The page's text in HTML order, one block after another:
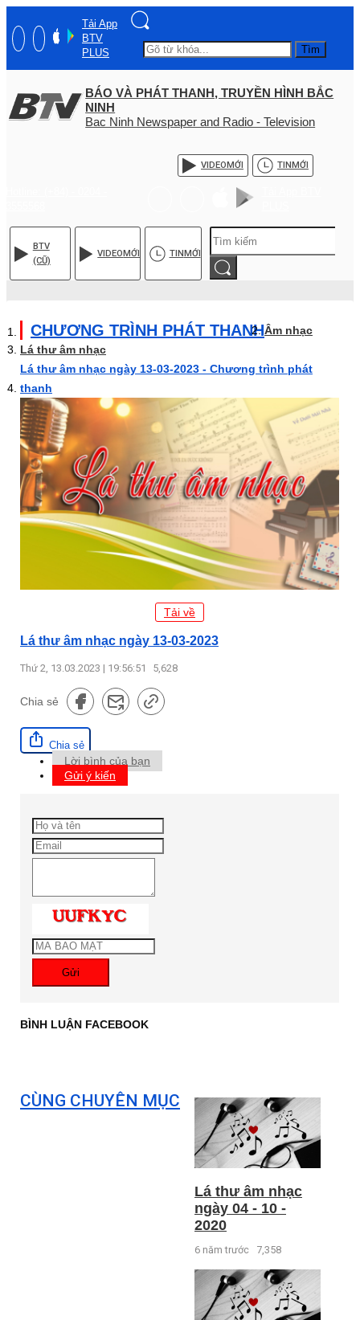
Tải App
BTV
PLUS
Tìm
BÁO VÀ PHÁT THANH, TRUYỀN HÌNH BẮC
NINH
Bac Ninh Newspaper and Radio - Television
VIDEOMỚI TINMỚI
BTV
(CŨ)
VIDEOMỚI TINMỚI
CHƯƠNG TRÌNH PHÁT THANHÂm nhạc
Lá thư âm nhạc
Lá thư âm nhạc ngày 13-03-2023 - Chương trình phát
thanh
Tải về
Lá thư âm nhạc ngày 13-03-2023
Thứ 2, 13.03.2023 | 19:56:51 5,628
Chia sẻ
Chia sẻ
Lời bình của bạn
Gửi ý kiến
Gửi
BÌNH LUẬN FACEBOOK
CÙNG CHUYÊN MỤC
Lá thư âm nhạc
ngày 04 - 10 -
2020
6 năm trước 7,358